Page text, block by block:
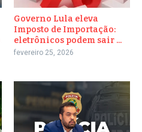
Governo Lula eleva
Imposto de Importação:
eletrônicos podem sair ...
fevereiro 25, 2026